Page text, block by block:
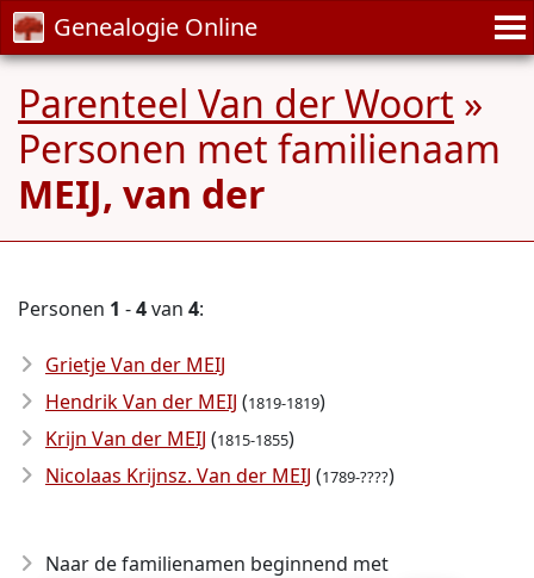
Genealogie Online
Parenteel Van der Woort »
Personen met familienaam
MEIJ, van der
Personen 1 -4van 4:
Grietje Van der MEIJ
Hendrik Van der MEIJ (1819-1819)
Krijn Van der MEIJ (1815-1855)
Nicolaas Krijnsz. Van der MEIJ (1789-????)
Naar de familienamen beginnend met